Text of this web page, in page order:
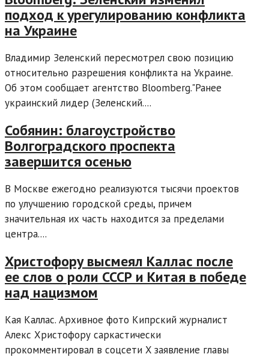
подход к урегулированию конфликта
на Украине
Владимир Зеленский пересмотрел свою позицию
относительно разрешения конфликта на Украине.
Об этом сообщает агентство Bloomberg."Ранее
украинский лидер (Зеленский....
Собянин: благоустройство
Волгоградского проспекта
завершится осенью
В Москве ежегодно реализуются тысячи проектов
по улучшению городской среды, причем
значительная их часть находится за пределами
центра....
Христофору высмеял Каллас после
ее слов о роли СССР и Китая в победе
над нацизмом
Кая Каллас. Архивное фото Кипрский журналист
Алекс Христофору саркастически
прокомментировал в соцсети X заявление главы